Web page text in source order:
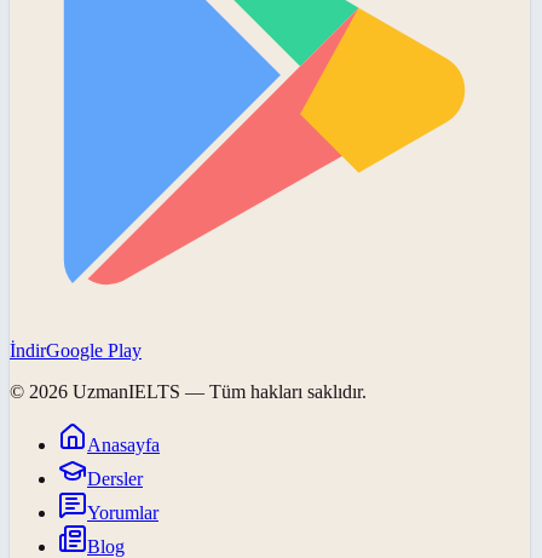
İndirGoogle Play
© 2026 UzmanIELTS — Tüm hakları saklıdır.
Anasayfa
Dersler
Yorumlar
Blog